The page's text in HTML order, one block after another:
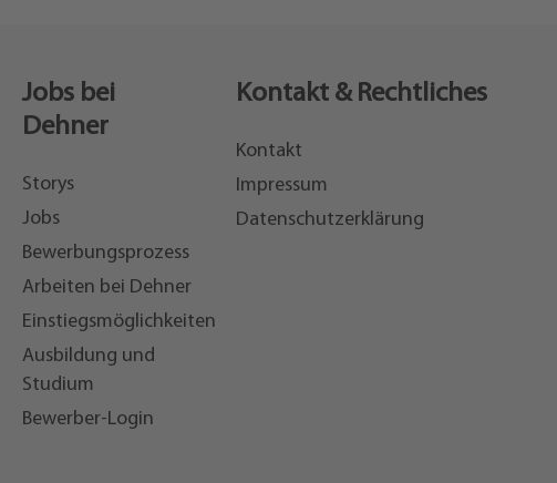
Jobs bei
Dehner
Storys
Jobs
Bewerbungsprozess
Arbeiten bei Dehner
Einstiegsmöglichkeiten
Ausbildung und
Studium
Bewerber-Login
Kontakt & Rechtliches
Kontakt
Impressum
Datenschutzerklärung